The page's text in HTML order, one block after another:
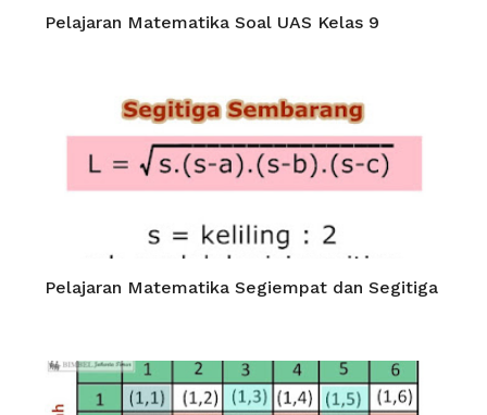
Pelajaran Matematika Soal UAS Kelas 9
Pelajaran Matematika Segiempat dan Segitiga